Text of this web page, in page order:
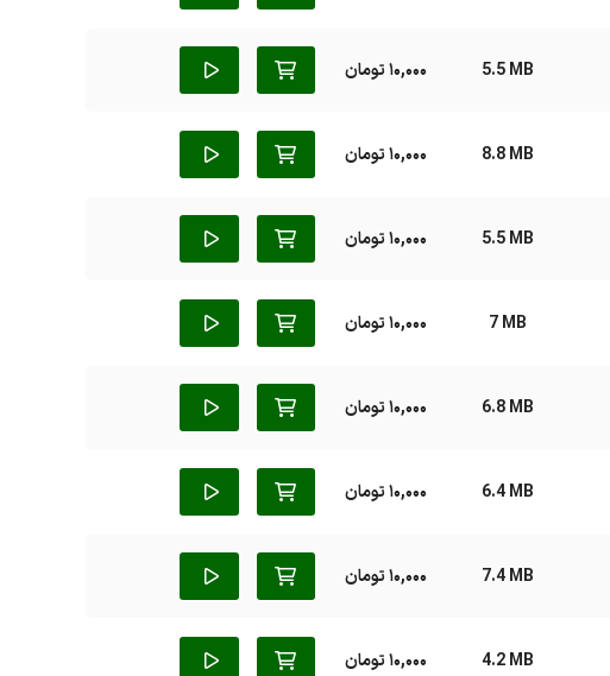
5.5 MB 10,000 تومان
8.8 MB 10,000 تومان
5.5 MB 10,000 تومان
7 MB 10,000 تومان
6.8 MB 10,000 تومان
6.4 MB 10,000 تومان
7.4 MB 10,000 تومان
4.2 MB 10,000 تومان